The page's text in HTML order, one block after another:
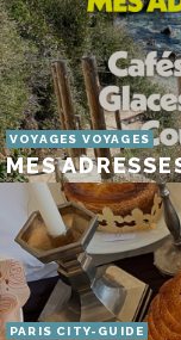
VOYAGES VOYAGES
MES
PARIS CITY-GUIDE